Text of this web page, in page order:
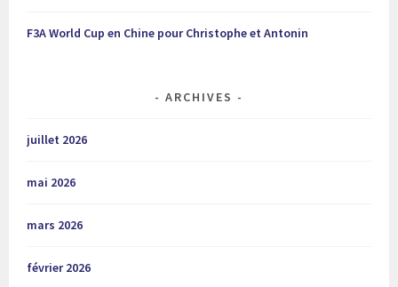
F3A World Cup en Chine pour Christophe et Antonin
ARCHIVES
juillet 2026
mai 2026
mars 2026
février 2026